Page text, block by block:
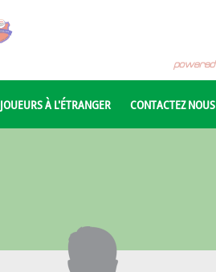
JOUEURS À L'ÉTRANGER CONTACTEZ NOUS